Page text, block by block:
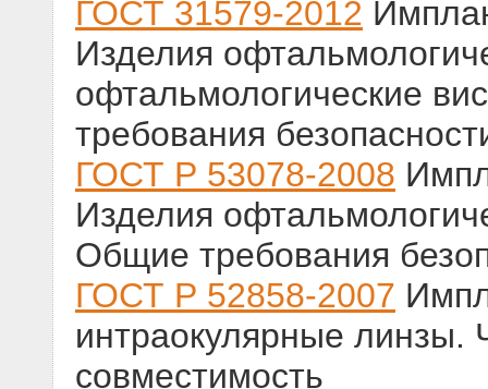
ГОСТ 31579-2012
Изделия
офтальмологические
требования
ГОСТ Р 53078-2008
Изделия
Общие требования
ГОСТ Р 52858-2007
интраокулярные линзы.
совместимость